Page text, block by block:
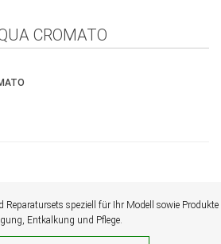
CROMATO
Reparatursets speziell für Ihr Modell sowie Produkte
Entkalkung und Pflege.